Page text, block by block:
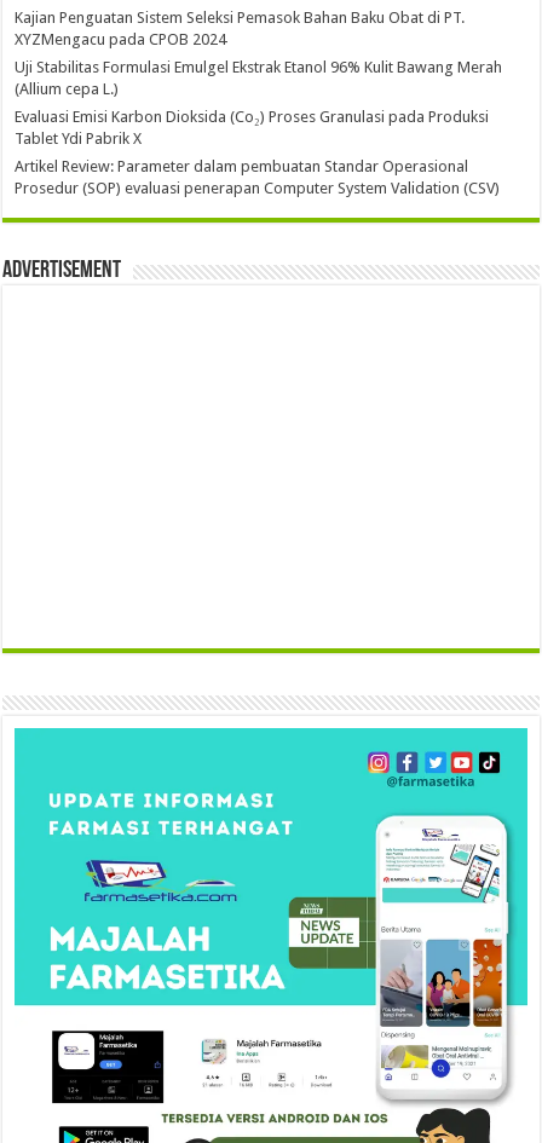
Kajian Penguatan Sistem Seleksi Pemasok Bahan Baku Obat di PT.
XYZMengacu pada CPOB 2024
Uji Stabilitas Formulasi Emulgel Ekstrak Etanol 96% Kulit Bawang Merah
(Allium cepa L.)
Evaluasi Emisi Karbon Dioksida (Co₂) Proses Granulasi pada Produksi
Tablet Ydi Pabrik X
Artikel Review: Parameter dalam pembuatan Standar Operasional
Prosedur (SOP) evaluasi penerapan Computer System Validation (CSV)
Advertisement